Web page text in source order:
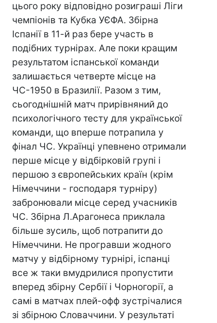
цього року відповідно розиграші Ліги
чемпіонів та Кубка УЄФА. Збірна
Іспанії в 11-й раз бере участь в
подібних турнірах. Але поки кращим
результатом іспанської команди
залишається четверте місце на
ЧС-1950 в Бразилії. Разом з тим,
сьогоднішній матч прирівняний до
психологічного тесту для української
команди, що вперше потрапила у
фінал ЧС. Українці упевнено отримали
перше місце у відбірковій групі і
першою з європейських країн (крім
Німеччини - господаря турніру)
забронювали місце серед учасників
ЧС. Збірна Л.Арагонеса приклала
більше зусиль, щоб потрапити до
Німеччини. Не програвши жодного
матчу у відбірному турнірі, іспанці
все ж таки вмудрилися пропустити
вперед збірну Сербії і Чорногорії, а
самі в матчах плей-офф зустрічалися
зі збірною Словаччини. У результаті